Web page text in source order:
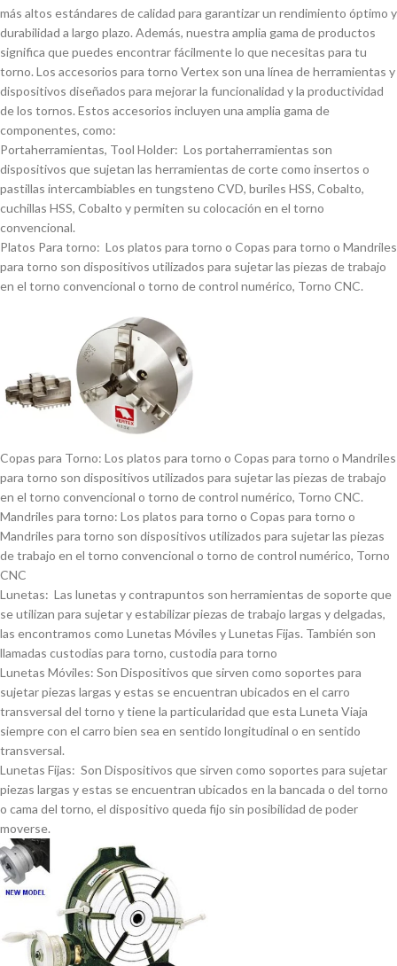
más altos estándares de calidad para garantizar un rendimiento óptimo y
durabilidad a largo plazo. Además, nuestra amplia gama de productos
significa que puedes encontrar fácilmente lo que necesitas para tu
torno. Los accesorios para torno Vertex son una lí­nea de herramientas y
dispositivos diseñados para mejorar la funcionalidad y la productividad
de los tornos. Estos accesorios incluyen una amplia gama de
componentes, como:
Portaherramientas, Tool Holder: Los portaherramientas son
dispositivos que sujetan las herramientas de corte como insertos o
pastillas intercambiables en tungsteno CVD, buriles HSS, Cobalto,
cuchillas HSS, Cobalto y permiten su colocación en el torno
convencional.
Platos Para torno: Los platos para torno o Copas para torno o Mandriles
para torno son dispositivos utilizados para sujetar las piezas de trabajo
en el torno convencional o torno de control numérico, Torno CNC.
Copas para Torno: Los platos para torno o Copas para torno o Mandriles
para torno son dispositivos utilizados para sujetar las piezas de trabajo
en el torno convencional o torno de control numérico, Torno CNC.
Mandriles para torno: Los platos para torno o Copas para torno o
Mandriles para torno son dispositivos utilizados para sujetar las piezas
de trabajo en el torno convencional o torno de control numérico, Torno
CNC
Lunetas: Las lunetas y contrapuntos son herramientas de soporte que
se utilizan para sujetar y estabilizar piezas de trabajo largas y delgadas,
las encontramos como Lunetas Móviles y Lunetas Fijas. También son
llamadas custodias para torno, custodia para torno
Lunetas Móviles: Son Dispositivos que sirven como soportes para
sujetar piezas largas y estas se encuentran ubicados en el carro
transversal del torno y tiene la particularidad que esta Luneta Viaja
siempre con el carro bien sea en sentido longitudinal o en sentido
transversal.
Lunetas Fijas: Son Dispositivos que sirven como soportes para sujetar
piezas largas y estas se encuentran ubicados en la bancada o del torno
o cama del torno, el dispositivo queda fijo sin posibilidad de poder
moverse.